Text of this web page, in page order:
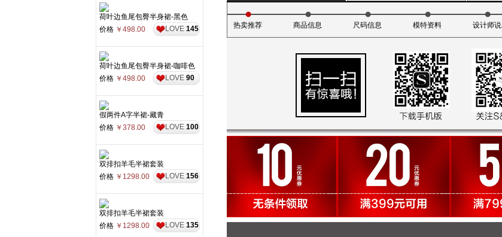
荷叶边鱼尾包臀半身裙-黑色
价格 ￥498.00 LOVE 145
荷叶边鱼尾包臀半身裙-咖啡色
价格 ￥498.00 LOVE 90
假两件A字半裙-藏青
价格 ￥378.00 LOVE 100
双排扣羊毛半裙套装
价格 ￥1298.00 LOVE 156
双排扣羊毛半裙套装
价格 ￥1298.00 LOVE 135
热卖推荐 商品信息 尺码信息 模特资料 设计师说